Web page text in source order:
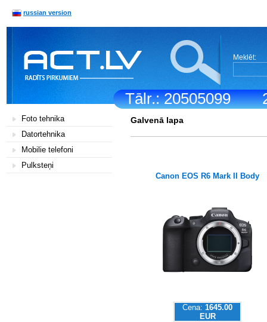
Tālr.: 20505099
russian version
Meklēt:
Foto tehnika
Datortehnika
Mobilie telefoni
Pulksteņi
Galvenā lapa
Canon EOS R6 Mark II Body
Cena: 1645.00
EUR